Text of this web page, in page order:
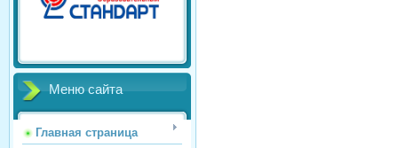
Меню сайта
Главная страница